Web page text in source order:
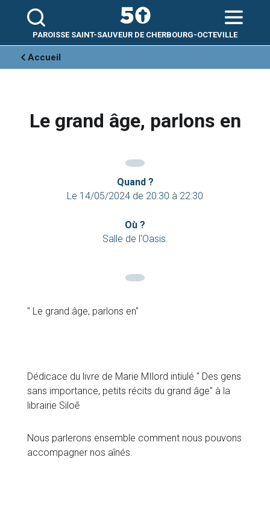
personnels
PAROISSE SAINT-SAUVEUR DE CHERBOURG-OCTEVILLE
Accueil
Le grand âge, parlons en
Quand ?
Le 14/05/2024 de 20:30 à 22:30
Où ?
Salle de l'Oasis.
" Le grand âge, parlons en"
Dédicace du livre de Marie MIlord intiulé " Des gens
sans importance, petits récits du grand âge" à la
librairie Siloẽ
Nous parlerons ensemble comment nous pouvons
accompagner nos aînés.